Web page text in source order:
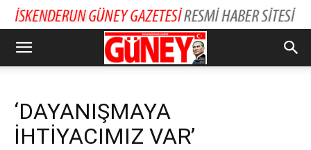
‘DAYANIŞMAYA
İHTİYACIMIZ VAR’